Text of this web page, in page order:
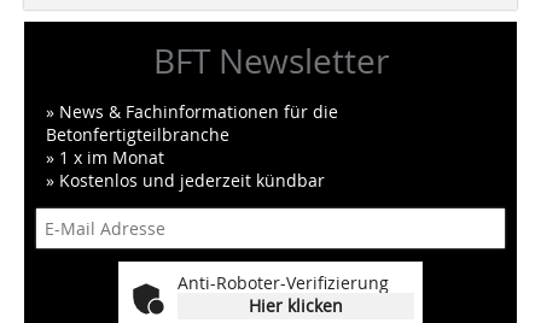
BFT Newsletter
» News & Fachinformationen für die
Betonfertigteilbranche
» 1 x im Monat
» Kostenlos und jederzeit kündbar
Anti-Roboter-Verifizierung
Hier klicken